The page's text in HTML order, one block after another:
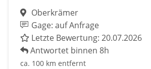
Oberkrämer
Gage: auf Anfrage
Letzte Bewertung: 20.07.2026
Antwortet binnen 8h
ca. 100 km entfernt